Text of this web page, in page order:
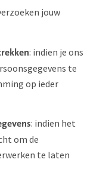
jouw
: indien je ons
te
op ieder
: indien het
om de
te laten